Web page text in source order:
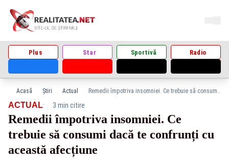
Plus Star Sportivă Radio
Acasă Știri Actual Remedii împotriva insomniei. Ce trebuie să consumi dacă te confrunți cu această afecțiune
ACTUAL· 3 min citire
Remedii împotriva insomniei. Ce
trebuie să consumi dacă te confrunți cu
această afecțiune